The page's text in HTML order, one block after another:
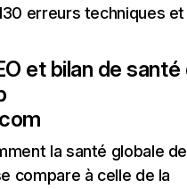
erreurs techniques et
et bilan de santé
la santé globale
compare à celle de la